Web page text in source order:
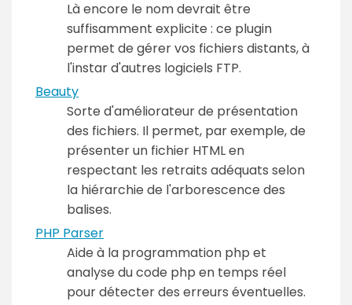
Là encore le nom devrait être
suffisamment explicite : ce plugin
permet de gérer vos fichiers distants, à
l'instar d'autres logiciels FTP.
Beauty
Sorte d'améliorateur de présentation
des fichiers. Il permet, par exemple, de
présenter un fichier HTML en
respectant les retraits adéquats selon
la hiérarchie de l'arborescence des
balises.
PHP Parser
Aide à la programmation php et
analyse du code php en temps réel
pour détecter des erreurs éventuelles.